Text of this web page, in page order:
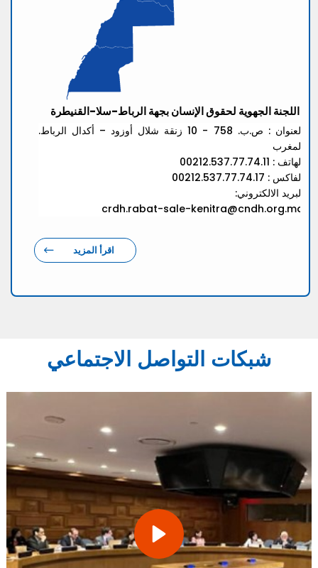
اللجنة الجهوية لحقوق الإنسان بجهة الرباط-سلا-القنيطرة
العنوان : ص.ب. 758 - 10 زنقة شلال أوزود – أكدال الرباط.
المغرب
الهاتف : 00212.537.77.74.11
الفاكس : 00212.537.77.74.17
البريد الالكتروني:
crdh.rabat-sale-kenitra@cndh.org.ma
اقرأ المزيد
شبكات التواصل الاجتماعي